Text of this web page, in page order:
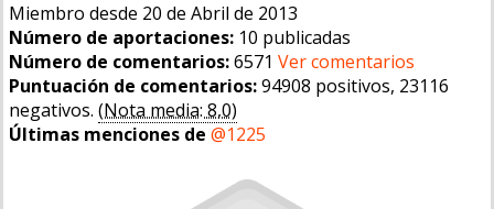
Miembro desde 20 de Abril de 2013
Número de aportaciones: 10 publicadas
Número de comentarios:6571 Ver comentarios
Puntuación de comentarios:94908 positivos, 23116
negativos. (Nota media: 8,0)
Últimas menciones de @1225